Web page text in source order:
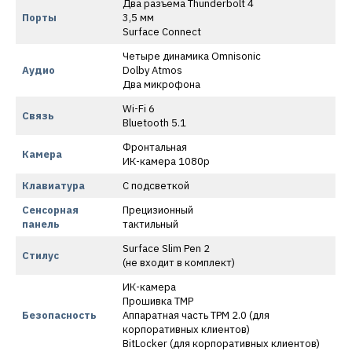
Порты
Два разъема Thunderbolt 4
3,5 мм
Surface Connect
Аудио
Четыре динамика Omnisonic
Dolby Atmos
Два микрофона
Связь
Wi-Fi 6
Bluetooth 5.1
Камера
Фронтальная
ИК-камера 1080p
Клавиатура
С подсветкой
Сенсорная
панель
Прецизионный
тактильный
Стилус
Surface Slim Pen 2
(не входит в комплект)
Безопасность
ИК-камера
Прошивка TMP
Аппаратная часть TPM 2.0 (для
корпоративных клиентов)
BitLocker (для корпоративных клиентов)